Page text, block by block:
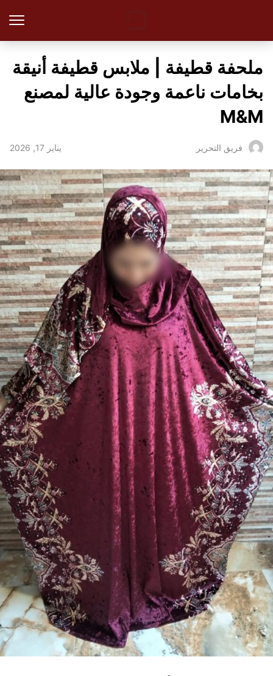
ملحفة قطيفة | ملابس قطيفة أنيقة
بخامات ناعمة وجودة عالية لمصنع
M&M
فريق التحرير يناير 17, 2026